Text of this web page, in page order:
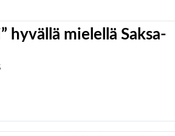
hyvällä mielellä Saksa-